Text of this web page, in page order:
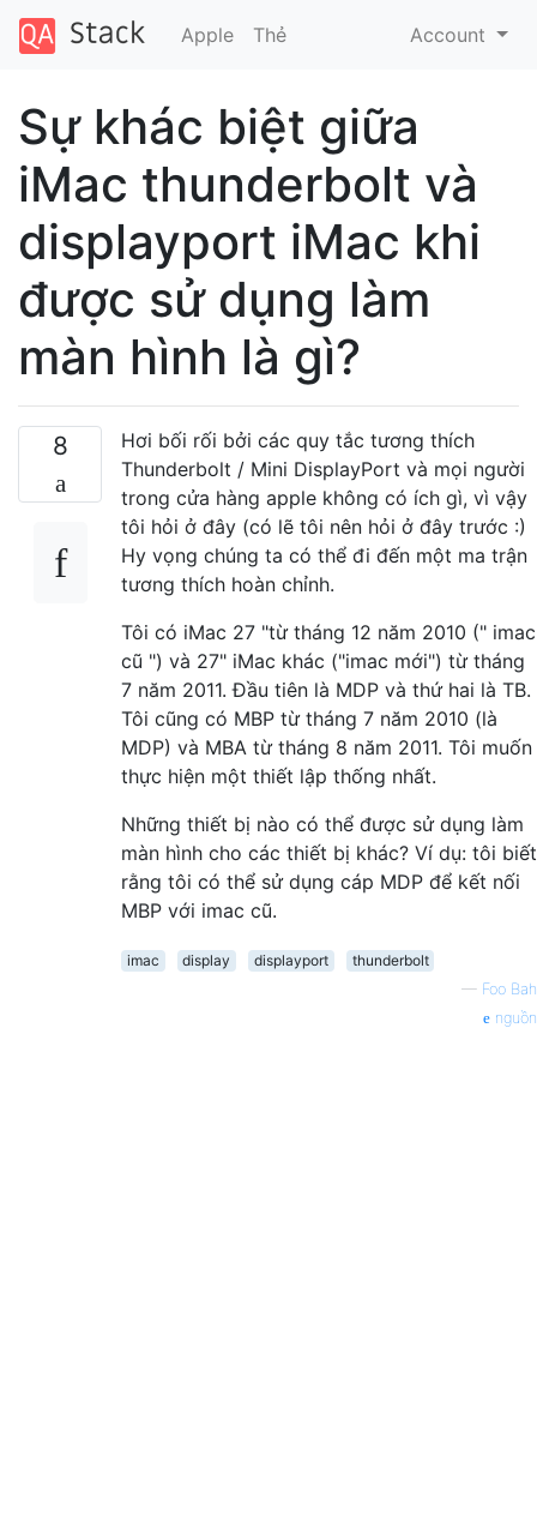
Apple Thẻ Account
Sự khác biệt giữa
iMac thunderbolt và
displayport iMac khi
được sử dụng làm
màn hình là gì?
8
Hơi bối rối bởi các quy tắc tương thích
Thunderbolt / Mini DisplayPort và mọi người
trong cửa hàng apple không có ích gì, vì vậy
tôi hỏi ở đây (có lẽ tôi nên hỏi ở đây trước :)
Hy vọng chúng ta có thể đi đến một ma trận
tương thích hoàn chỉnh.
Tôi có iMac 27 "từ tháng 12 năm 2010 (" imac
cũ ") và 27" iMac khác ("imac mới") từ tháng
7 năm 2011. Đầu tiên là MDP và thứ hai là TB.
Tôi cũng có MBP từ tháng 7 năm 2010 (là
MDP) và MBA từ tháng 8 năm 2011. Tôi muốn
thực hiện một thiết lập thống nhất.
Những thiết bị nào có thể được sử dụng làm
màn hình cho các thiết bị khác? Ví dụ: tôi biết
rằng tôi có thể sử dụng cáp MDP để kết nối
MBP với imac cũ.
imac display displayport
thunderbolt
— Foo Bah
nguồn